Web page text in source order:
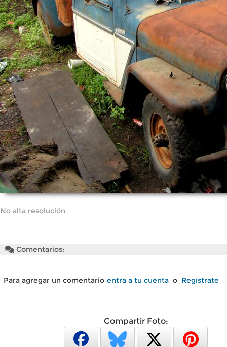
No alta resolución
Comentarios:
Para agregar un comentario entra a tu cuenta o Regístrate
Compartir Foto: